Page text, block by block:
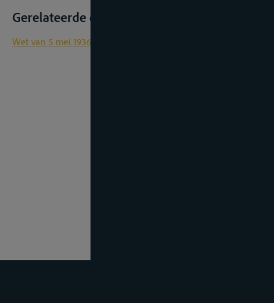
Gerelateerde documenten
Wet van 5 mei 1936 op de binnenbevrachting